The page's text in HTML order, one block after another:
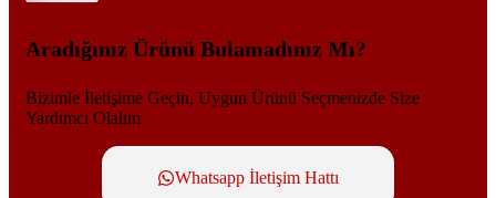
Aradığınız Ürünü Bulamadınız Mı?
Bizimle İletişime Geçin, Uygun Ürünü Seçmenizde Size
Yardımcı Olalım
Whatsapp İletişim Hattı